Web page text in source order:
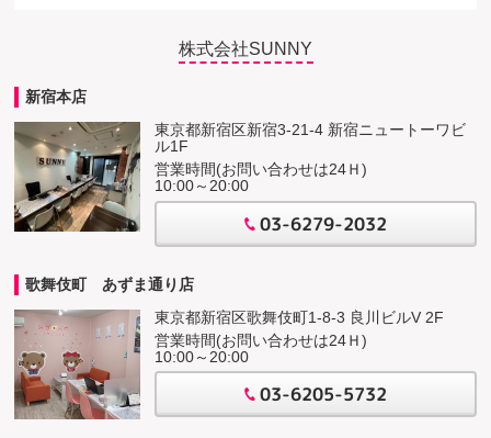
株式会社SUNNY
新宿本店
東京都新宿区新宿3-21-4 新宿ニュートーワビ
ル1F
営業時間(お問い合わせは24Ｈ)
10:00～20:00
03-6279-2032
歌舞伎町 あずま通り店
東京都新宿区歌舞伎町1-8-3 良川ビルV 2F
営業時間(お問い合わせは24Ｈ)
10:00～20:00
03-6205-5732